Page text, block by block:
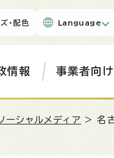
・配色 Language
情報 事業者向け
ーシャルメディア
> 名